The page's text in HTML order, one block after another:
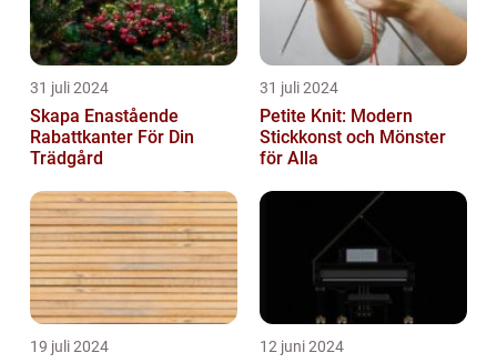
31 juli 2024
Skapa Enastående
Rabattkanter För Din
Trädgård
31 juli 2024
Petite Knit: Modern
Stickkonst och Mönster
för Alla
19 juli 2024 12 juni 2024